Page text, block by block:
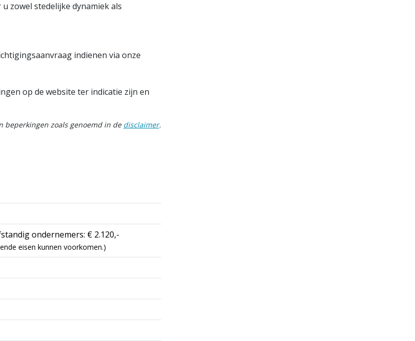
zowel stedelijke dynamiek als
indienen via onze
op de website ter indicatie zijn en
beperkingen zoals genoemd in de disclaimer.
ondernemers: € 2.120,-
eisen kunnen voorkomen.)